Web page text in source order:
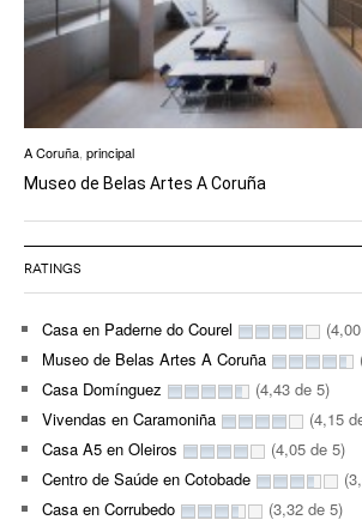
A Coruña, principal
Museo de Belas Artes A Coruña
RATINGS
Casa en Paderne do Courel
Museo de Belas Artes A Coruña
Casa Domínguez
(4,43 de 5)
Vivendas en Caramoniña
(4,15
Casa A5 en Oleiros
(4,05 de 5)
Centro de Saúde en Cotobade
Casa en Corrubedo
(3,32 de 5)